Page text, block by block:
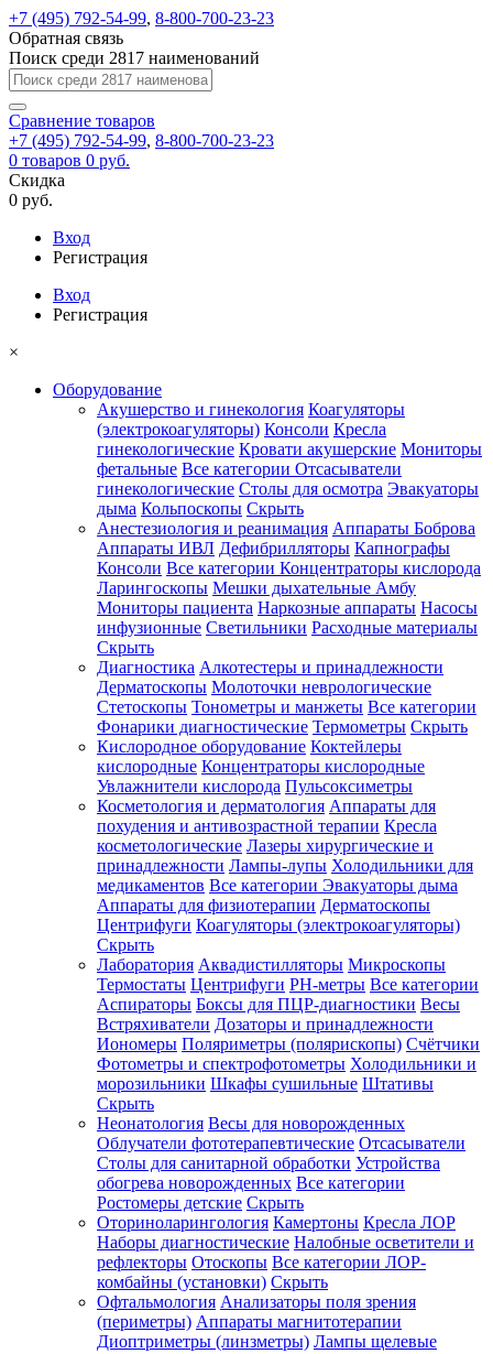
+7 (495) 792-54-99, 8-800-700-23-23
Обратная связь
Поиск среди 2817 наименований
Сравнение товаров
+7 (495) 792-54-99, 8-800-700-23-23
0 товаров 0 руб.
Скидка
0 руб.
Вход
Регистрация
Вход
Регистрация
×
Оборудование
Акушерство и гинекология Коагуляторы
(электрокоагуляторы) Консоли Кресла
гинекологические Кровати акушерские Мониторы
фетальные Все категории Отсасыватели
гинекологические Столы для осмотра Эвакуаторы
дыма Кольпоскопы Скрыть
Анестезиология и реанимация Аппараты Боброва
Аппараты ИВЛ Дефибрилляторы Капнографы
Консоли Все категории Концентраторы кислорода
Ларингоскопы Мешки дыхательные Амбу
Мониторы пациента Наркозные аппараты Насосы
инфузионные Светильники Расходные материалы
Скрыть
Диагностика Алкотестеры и принадлежности
Дерматоскопы Молоточки неврологические
Стетоскопы Тонометры и манжеты Все категории
Фонарики диагностические Термометры Скрыть
Кислородное оборудование Коктейлеры
кислородные Концентраторы кислородные
Увлажнители кислорода Пульсоксиметры
Косметология и дерматология Аппараты для
похудения и антивозрастной терапии Кресла
косметологические Лазеры хирургические и
принадлежности Лампы-лупы Холодильники для
медикаментов Все категории Эвакуаторы дыма
Аппараты для физиотерапии Дерматоскопы
Центрифуги Коагуляторы (электрокоагуляторы)
Скрыть
Лаборатория Аквадистилляторы Микроскопы
Термостаты Центрифуги PH-метры Все категории
Аспираторы Боксы для ПЦР-диагностики Весы
Встряхиватели Дозаторы и принадлежности
Иономеры Поляриметры (полярископы) Счётчики
Фотометры и спектрофотометры Холодильники и
морозильники Шкафы сушильные Штативы
Скрыть
Неонатология Весы для новорожденных
Облучатели фототерапевтические Отсасыватели
Столы для санитарной обработки Устройства
обогрева новорожденных Все категории
Ростомеры детские Скрыть
Оториноларингология Камертоны Кресла ЛОР
Наборы диагностические Налобные осветители и
рефлекторы Отоскопы Все категории ЛОР-
комбайны (установки) Скрыть
Офтальмология Анализаторы поля зрения
(периметры) Аппараты магнитотерапии
Диоптриметры (линзметры) Лампы щелевые